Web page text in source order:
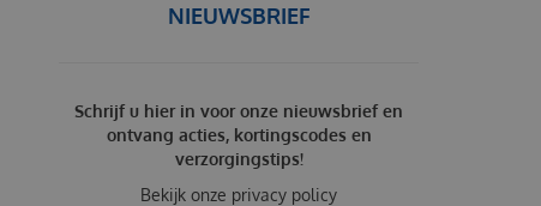
NIEUWSBRIEF
Schrijf u hier in voor onze nieuwsbrief en
ontvang acties, kortingscodes en
verzorgingstips!
Bekijk onze privacy policy